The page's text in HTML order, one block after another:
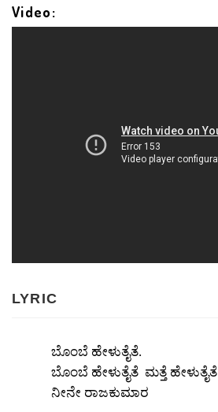
Video:
LYRIC
ಬೊಂಬೆ ಹೇಳುತೈತೆ.
ಬೊಂಬೆ ಹೇಳುತೈತೆ ಮತ್ತೆ ಹೇಳುತೈತೆ
ನೀನೇ ರಾಜಕುಮಾರ